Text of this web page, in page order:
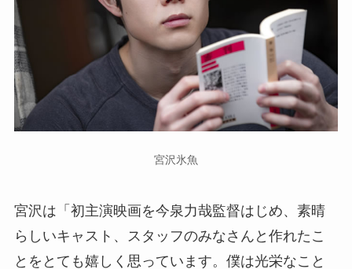
宮沢氷魚
宮沢は「初主演映画を今泉力哉監督はじめ、素晴
らしいキャスト、スタッフのみなさんと作れたこ
とをとても嬉しく思っています。僕は光栄なこと